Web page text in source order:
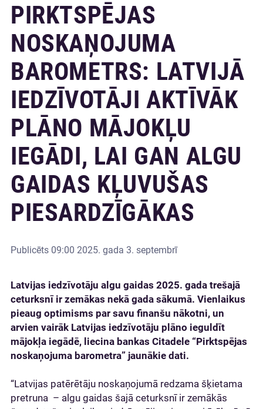
PIRKTSPĒJAS
NOSKAŅOJUMA
BAROMETRS: LATVIJĀ
IEDZĪVOTĀJI AKTĪVĀK
PLĀNO MĀJOKĻU
IEGĀDI, LAI GAN ALGU
GAIDAS KĻUVUŠAS
PIESARDZĪGĀKAS
Publicēts 09:00 2025. gada 3. septembrī
Latvijas iedzīvotāju algu gaidas 2025. gada trešajā
ceturksnī ir zemākas nekā gada sākumā. Vienlaikus
pieaug optimisms par savu finanšu nākotni, un
arvien vairāk Latvijas iedzīvotāju plāno ieguldīt
mājokļa iegādē, liecina bankas Citadele “Pirktspējas
noskaņojuma barometra” jaunākie dati.
“Latvijas patērētāju noskaņojumā redzama šķietama
pretruna – algu gaidas šajā ceturksnī ir zemākās